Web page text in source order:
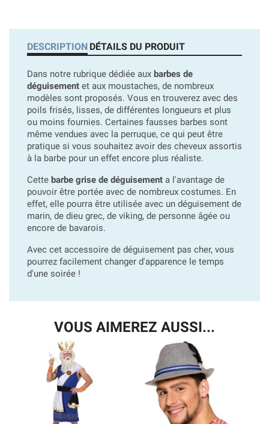
DESCRIPTION DÉTAILS DU PRODUIT
Dans notre rubrique dédiée aux barbes de
déguisement et aux moustaches, de nombreux
modèles sont proposés. Vous en trouverez avec des
poils frisés, lisses, de différentes longueurs et plus
ou moins fournies. Certaines fausses barbes sont
même vendues avec la perruque, ce qui peut être
pratique si vous souhaitez avoir des cheveux assortis
à la barbe pour un effet encore plus réaliste.
Cette barbe grise de déguisement a l'avantage de
pouvoir être portée avec de nombreux costumes. En
effet, elle pourra être utilisée avec un déguisement de
marin, de dieu grec, de viking, de personne âgée ou
encore de bavarois.
Avec cet accessoire de déguisement pas cher, vous
pourrez facilement changer d'apparence le temps
d'une soirée !
VOUS AIMEREZ AUSSI...